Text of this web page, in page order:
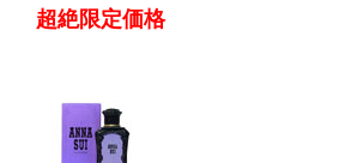
超絶限定価格